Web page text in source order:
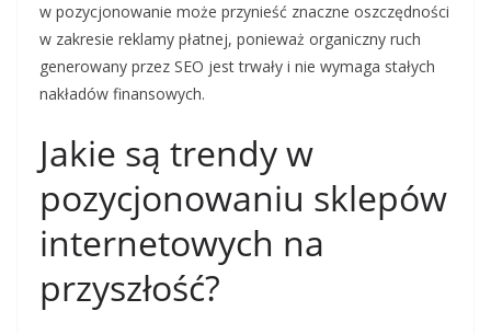
w pozycjonowanie może przynieść znaczne oszczędności
w zakresie reklamy płatnej, ponieważ organiczny ruch
generowany przez SEO jest trwały i nie wymaga stałych
nakładów finansowych.
Jakie są trendy w
pozycjonowaniu sklepów
internetowych na
przyszłość?